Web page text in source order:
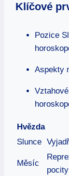
Klíčové⁤
Pozice
Aspekty
Hvězda
Slunce
Měsíc
pocity